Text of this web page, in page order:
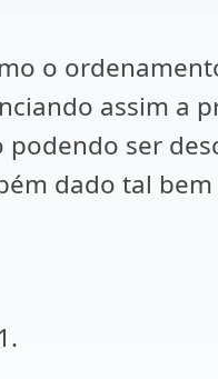
o
assim a
ser
dado tal